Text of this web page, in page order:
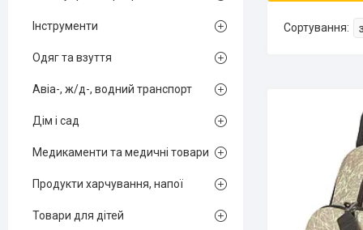
Інструменти
Одяг та взуття
Авіа-, ж/д-, водний транспорт
Дім і сад
Медикаменти та медичні товари
Продукти харчування, напої
Товари для дітей